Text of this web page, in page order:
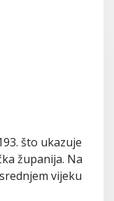
što ukazuje
županija. Na
vijeku